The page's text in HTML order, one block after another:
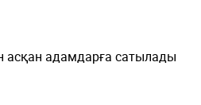
асқан адамдарға сатылады